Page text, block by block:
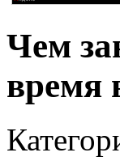
Чем
время